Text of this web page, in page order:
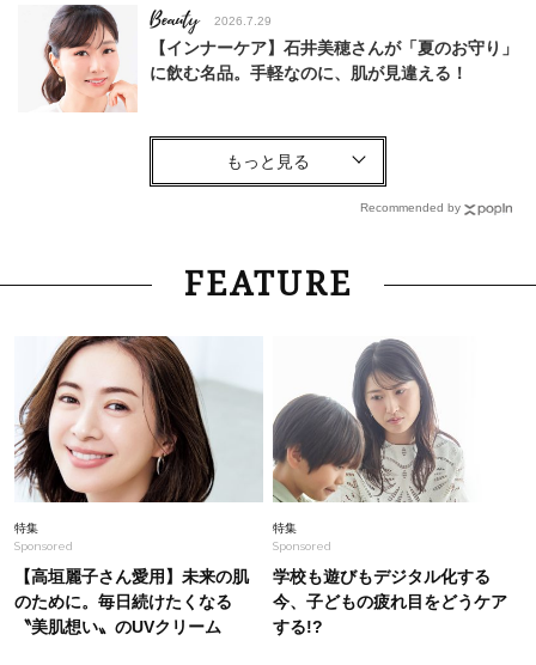
Beauty 2026.7.29
【インナーケア】石井美穂さんが「夏のお守り」
に飲む名品。手軽なのに、肌が見違える！
Beauty
簡単セットで洒落る40代の【ボブヘア】4
選。“センスがいい人”見えするポイントは？
Fashion 2026.7.21
40代が1枚でサマになる「体のラインを拾わな
Lifestyle
【梅宮アンナさん】乳がん摘出手術を経て「残っ
た方の胸も取ってしまいたい」とすら思う──そ
んな声もあることを知ってほしい
2026.7.28
「食べログの星も、SNSも気にしない」梅宮アン
ナさん流・好きなものは自分で見つける【自分
軸】
Recommended by
FEATURE
特集
Sponsored
【高垣麗子さん愛用】未来の肌
のために。毎日続けたくなる
〝美肌想い〟のUVクリーム
特集
Sponsored
学校も遊びもデジタル化する
今、子どもの疲れ目をどうケア
する!?